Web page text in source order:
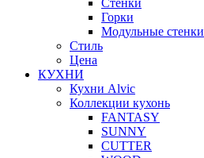
Стенки
Горки
Модульные стенки
Стиль
Цена
КУХНИ
Кухни Alvic
Коллекции кухонь
FANTASY
SUNNY
CUTTER